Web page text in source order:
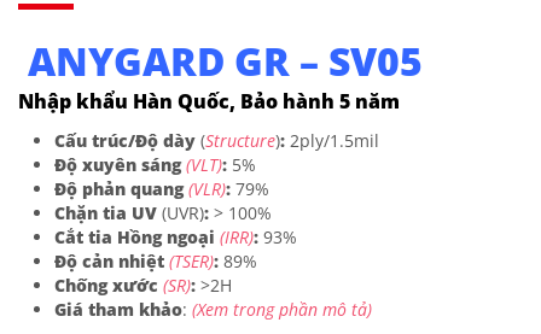
ANYGARD GR – SV05
Nhập khẩu Hàn Quốc, Bảo hành 5 năm
Cấu trúc/Độ dày (Structure): 2ply/1.5mil
Độ xuyên sáng(VLT): 5%
Độ phản quang(VLR): 79%
Chặn tia UV (UVR): > 100%
Cắt tia Hồng ngoại (IRR): 93%
Độ cản nhiệt (TSER): 89%
Chống xước (SR): >2H
Giá tham khảo: (Xem trong phần mô tả)